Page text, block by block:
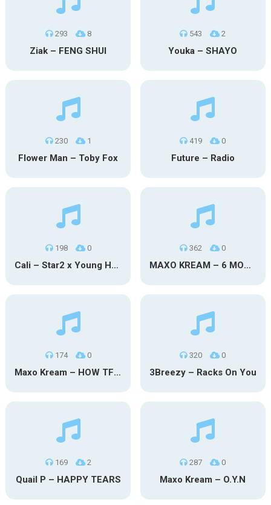
293 8
Ziak – FENG SHUI
543 2
Youka – SHAYO
230 1
Flower Man – Toby Fox
419 0
Future – Radio
198 0
Cali – Star2 x Young Henny
362 0
MAXO KREAM – 6 MONTHS CLEAN
174 0
Maxo Kream – HOW TF I’M LUCKY
320 0
3Breezy – Racks On You
169 2
Quail P – HAPPY TEARS
287 0
Maxo Kream – O.Y.N